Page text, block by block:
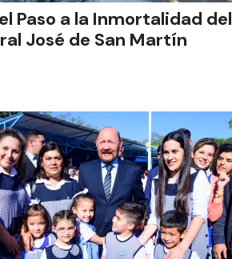
Paso a la Inmortalidad del
José de San Martín